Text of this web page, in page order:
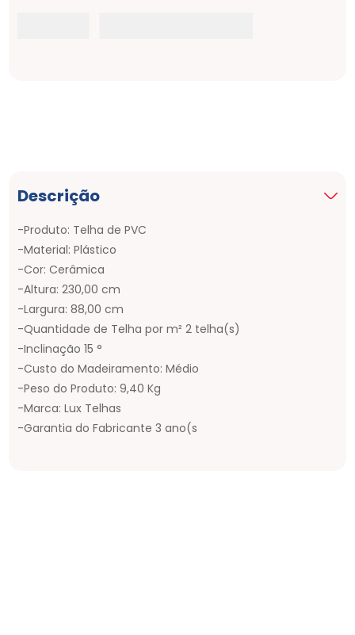
Descrição
-Produto: Telha de PVC
-Material: Plástico
-Cor: Cerâmica
-Altura: 230,00 cm
-Largura: 88,00 cm
-Quantidade de Telha por m² 2 telha(s)
-Inclinação 15 °
-Custo do Madeiramento: Médio
-Peso do Produto: 9,40 Kg
-Marca: Lux Telhas
-Garantia do Fabricante 3 ano(s